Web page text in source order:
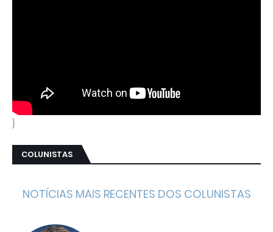
}
COLUNISTAS
NOTÍCIAS MAIS RECENTES DOS COLUNISTAS